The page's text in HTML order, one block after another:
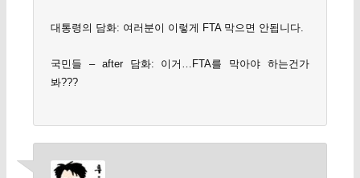
대통령의 담화: 여러분이 이렇게 FTA 막으면 안됩니다.
국민들 – after 담화: 이거…FTA를 막아야 하는건가
봐???